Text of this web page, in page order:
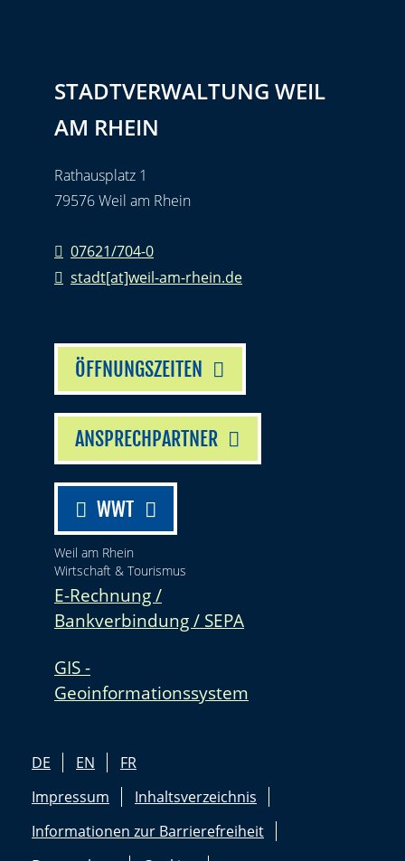
STADTVERWALTUNG WEIL
AM RHEIN
Rathausplatz 1
79576 Weil am Rhein
07621/704-0
stadt[at]weil-am-rhein.de
ÖFFNUNGSZEITEN
ANSPRECHPARTNER
WWT
Weil am Rhein
Wirtschaft & Tourismus
E-Rechnung /
Bankverbindung / SEPA
GIS -
Geoinformationssystem
DE EN
FR
Impressum
Inhaltsverzeichnis
Informationen zur Barrierefreiheit